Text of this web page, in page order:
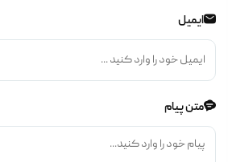
ایمیل
متن پیام